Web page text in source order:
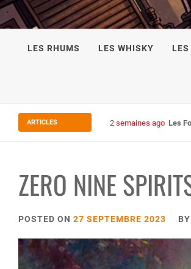
LES RHUMS LES WHISKY LES
ARTICLES 2 semaines ago Les
ZERO NINE
POSTED ON 27 SEPTEMBRE 2023 BY